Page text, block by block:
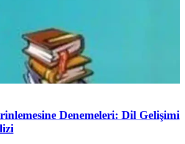
Denemeleri: Dil Gelişimi